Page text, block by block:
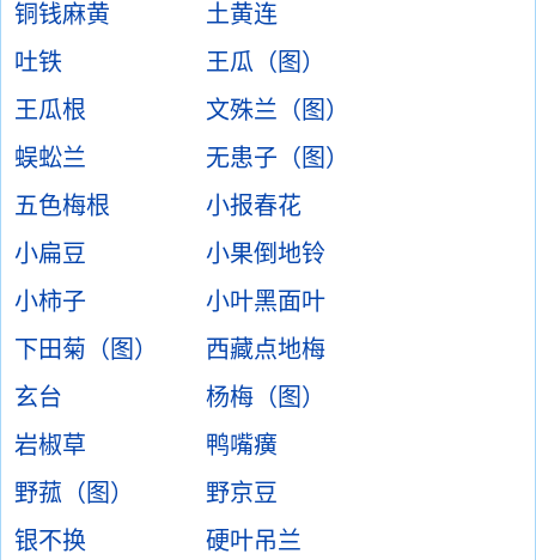
铜钱麻黄
土黄连
吐铁
王瓜（图）
王瓜根
文殊兰（图）
蜈蚣兰
无患子（图）
五色梅根
小报春花
小扁豆
小果倒地铃
小柿子
小叶黑面叶
下田菊（图）
西藏点地梅
玄台
杨梅（图）
岩椒草
鸭嘴癀
野菰（图）
野京豆
银不换
硬叶吊兰